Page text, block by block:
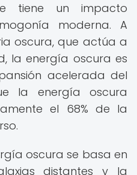
tiene un impacto
moderna. A
oscura, que actúa a
la energía oscura es
acelerada del
la energía oscura
el 68% de la
oscura se basa en
distantes y la